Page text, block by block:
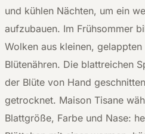
und kühlen Nächten, um ein
aufzubauen. Im Frühsommer
Wolken aus kleinen,
Blütenähren. Die blattreichen
der Blüte von Hand
getrocknet. Maison Tisane
Blattgröße, Farbe und Nase: